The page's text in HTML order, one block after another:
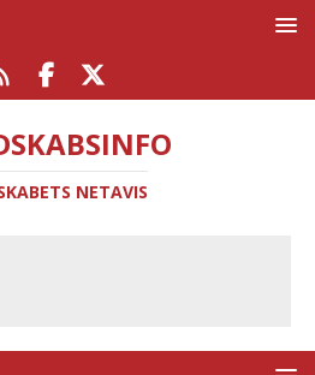
NETAVIS